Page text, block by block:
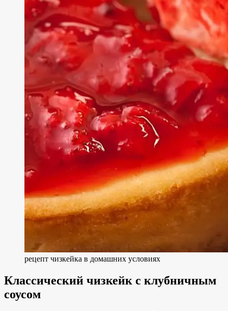
рецепт чизкейка в домашних условиях
Классический чизкейк с клубничным
соусом